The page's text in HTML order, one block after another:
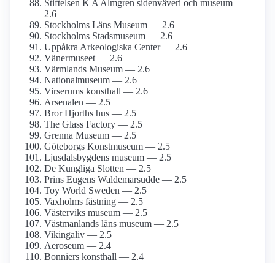
Stiftelsen K A Almgren sidenväveri och museum —
2.6
Stockholms Läns Museum — 2.6
Stockholms Stadsmuseum — 2.6
Uppåkra Arkeologiska Center — 2.6
Vänermuseet — 2.6
Värmlands Museum — 2.6
National­museum — 2.6
Virserums konsthall — 2.6
Arsenalen — 2.5
Bror Hjorths hus — 2.5
The Glass Factory — 2.5
Grenna Museum — 2.5
Göteborgs Konstmuseum — 2.5
Ljusdals­bygdens museum — 2.5
De Kungliga Slotten — 2.5
Prins Eugens Waldemarsudde — 2.5
Toy World Sweden — 2.5
Vaxholms fästning — 2.5
Västerviks museum — 2.5
Västmanlands läns museum — 2.5
Vikingaliv — 2.5
Aeroseum — 2.4
Bonniers konsthall — 2.4